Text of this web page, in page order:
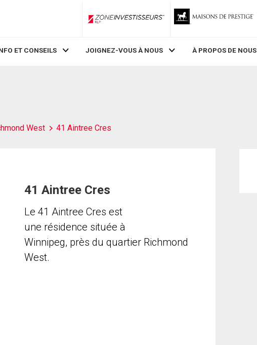
ZoneInvestisseurs RLP
ET CONSEILS JOIGNEZ-VOUS À NOUS À PROPOS DE NOUS
West 41 Aintree Cres
41 Aintree Cres
Le 41 Aintree Cres est
une résidence située à
Winnipeg, près du quartier Richmond
West.